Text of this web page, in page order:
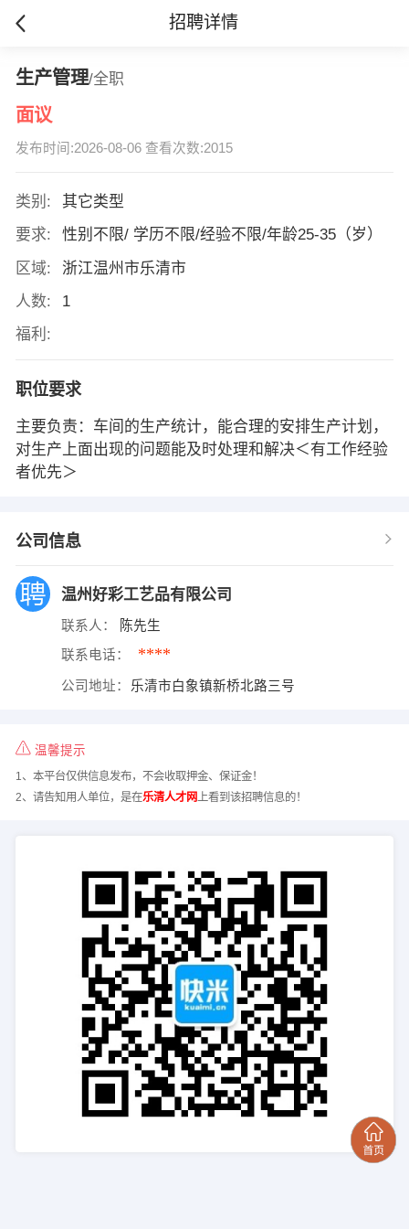
招聘详情
生产管理/全职
面议
发布时间:2026-08-06 查看次数:2015
类别:
其它类型
要求:
性别不限/ 学历不限/经验不限/年龄25-35（岁）
区域:
浙江温州市乐清市
人数:
1
福利:
职位要求
主要负责：车间的生产统计，能合理的安排生产计划，
对生产上面出现的问题能及时处理和解决＜有工作经验
者优先＞
公司信息
温州好彩工艺品有限公司
联系人： 陈先生
联系电话： ****
公司地址： 乐清市白象镇新桥北路三号
温馨提示
1、本平台仅供信息发布，不会收取押金、保证金！
2、请告知用人单位，是在乐清人才网上看到该招聘信息的！